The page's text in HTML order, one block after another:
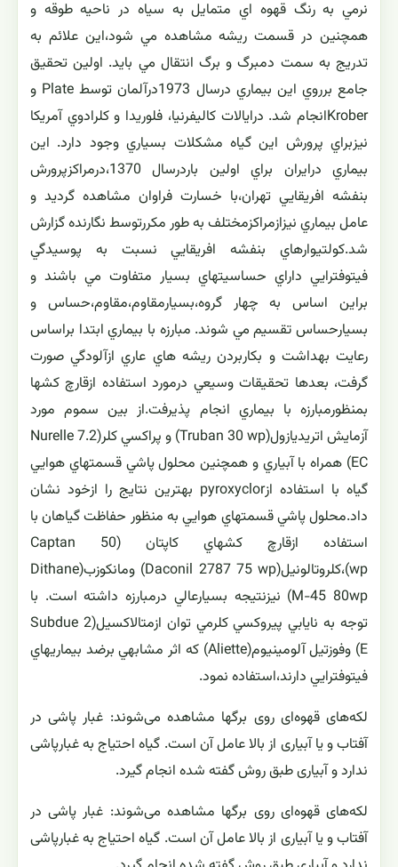
این بیماری، خاكستری و گرد آلود شدن سطح برگهاست.
اسپری نمودن سموم قارچ كش روی برگ های آلوده و نگهداری
صحیح گیاه، موجب بهبودی و سلامتی بنفشه آفریقایی می
گردد.
بيماري پوسيدگي ريشه بنفشه افريقايي : اين بيماري كه
بوسيله قارچnicotian Var.parasiti Phytophthora ايجادمي
شود،يك بيماري مخرب درمراكز پرورش بنفشه افريقايي
Saintpaulia ionantha به شمار مي رود.علائم بيماري در
قسمتهاي هوايي گياه بصورت توقف رشد،پژمردگي و پوسيدگي
نرمي به رنگ قهوه اي متمايل به سياه در ناحيه طوقه و
همچنين در قسمت ريشه مشاهده مي شود،اين علائم به
تدريج به سمت دمبرگ و برگ انتقال مي بايد. اولين تحقيق
جامع برروي اين بيماري درسال 1973درآلمان توسط Plate و
Kroberانجام شد. درايالات كاليفرنيا، فلوريدا و كلرادوي آمريكا
نيزبراي پرورش اين گياه مشكلات بسياري وجود دارد. اين
بيماري درايران براي اولين باردرسال 1370،درمراكزپرورش
بنفشه افريقايي تهران،با خسارت فراوان مشاهده گرديد و
عامل بيماري نيزازمراكزمختلف به طور مكررتوسط نگارنده گزارش
شد.كولتيوارهاي بنفشه افريقايي نسبت به پوسيدگي
فيتوفترايي داراي حساسيتهاي بسيار متفاوت مي باشند و
براين اساس به چهار گروه،بسيارمقاوم،مقاوم،حساس و
بسيارحساس تقسيم مي شوند. مبارزه با بيماري ابتدا براساس
رعايت بهداشت و بكاربردن ريشه هاي عاري ازآلودگي صورت
گرفت، بعدها تحقيقات وسيعي درمورد استفاده ازقارچ كشها
بمنظورمبارزه با بيماري انجام پذيرفت.از بين سموم مورد
EC) همراه با آبياري و همچنين محلول پاشي قسمتهاي هوايي
گياه با استفاده ازpyroxyclor بهترين نتايج را ازخود نشان
داد.محلول پاشي قسمتهاي هوايي به منظور حفاظت گياهان با
wp)،كلروتالونيل(Daconil 2787 75 wp) ومانكوزب(Dithane
M-45 80wp) نيزنتيجه بسيارعالي درمبارزه داشته است. با